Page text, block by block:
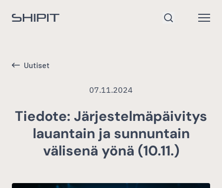
Siirry etusivulle
Uutiset
07.11.2024
Tiedote: Järjestelmäpäivitys
lauantain ja sunnuntain
välisenä yönä (10.11.)